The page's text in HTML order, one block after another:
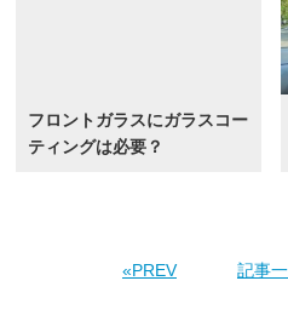
フロントガラスにガラスコー
ティングは必要？
«PREV 記事